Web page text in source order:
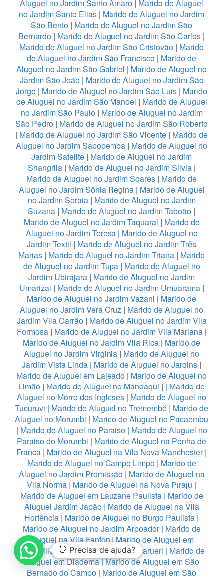
Aluguel no Jardim Santo Amaro | Marido de Aluguel
no Jardim Santo Elias | Marido de Aluguel no Jardim
São Bento | Marido de Aluguel no Jardim São
Bernardo | Marido de Aluguel no Jardim São Carlos |
Marido de Aluguel no Jardim São Cristovão | Marido
de Aluguel no Jardim São Francisco | Marido de
Aluguel no Jardim São Gabriel | Marido de Aluguel no
Jardim São João| Marido de Aluguel no Jardim São
Jorge | Marido de Aluguel no Jardim São Luis | Marido
de Aluguel no Jardim São Manoel | Marido de Aluguel
no Jardim São Paulo| Marido de Aluguel no Jardim
São Pedro | Marido de Aluguel no Jardim São Roberto
| Marido de Aluguel no Jardim São Vicente | Marido de
Aluguel no Jardim Sapopemba | Marido de Aluguel no
Jardim Satelite | Marido de Aluguel no Jardim
Shangrila| Marido de Aluguel no Jardim Silvia|
Marido de Aluguel no Jardim Soares | Marido de
Aluguel no Jardim Sônia Regina| Marido de Aluguel
no Jardim Soraia| Marido de Aluguel no Jardim
Suzana | Marido de Aluguel no Jardim Taboão |
Marido de Aluguel no Jardim Taquaral | Marido de
Aluguel no Jardim Teresa| Marido de Aluguel no
Jardim Textil | Marido de Aluguel no Jardim Três
Marias | Marido de Aluguel no Jardim Triana | Marido
de Aluguel no Jardim Tupa| Marido de Aluguel no
Jardim Ubirajara | Marido de Aluguel no Jardim
Umarizal | Marido de Aluguel no Jardim Umuarama|
Marido de Aluguel no Jardim Vazani | Marido de
Aluguel no Jardim Vera Cruz | Marido de Aluguel no
Jardim Vila Carrão| Marido de Aluguel no Jardim Vila
Formosa| Marido de Aluguel no Jardim Vila Mariana|
Marido de Aluguel no Jardim Vila Rica | Marido de
Aluguel no Jardim Virginia | Marido de Aluguel no
Jardim Vista Linda | Marido de Aluguel no Jardins |
Marido de Aluguel em Lajeado | Marido de Aluguel no
Limão | Marido de Aluguel no Mandaqui | | Marido de
Aluguel no Morro dos Ingleses | Marido de Aluguel no
Tucuruvi | Marido de Aluguel no Tremembé | Marido de
Aluguel no Morumbi | Marido de Aluguel no Pacaembu
| Marido de Aluguel no Paraiso| Marido de Aluguel no
Paraiso do Morumbi | Marido de Aluguel na Penha de
Franca | Marido de Aluguel na Vila Nova Manchester|
Marido de Aluguel no Campo Limpo| Marido de
Aluguel no Jardim Promissão| Marido de Aluguel na
Vila Norma | Marido de Aluguel na Nova Piraju |
Marido de Aluguel em Lauzane Paulista| Marido de
Aluguel Jardim Japão| Marido de Aluguel na Vila
Hortência | Marido de Aluguel no Burgo Paulista |
Marido de Aluguel no Jardim Arpoador| Marido de
Aluguel na Vila Fanton|Marido de Aluguel em
Alphaville |Marido de Aluguel no Barueri | Marido de
Aluguel em Diadema|Marido de Aluguel em São
Bernado do Campo | Marido de Aluguel em São
👋 Precisa de ajuda?